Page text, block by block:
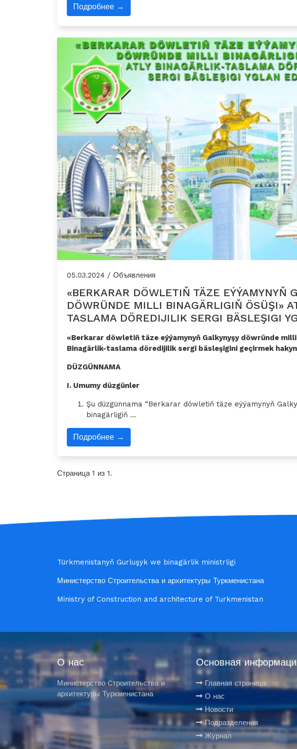
Подробнее →
05.03.2024 / Объявления
«BERKARAR DÖWLETIŇ TÄZE EÝÝAMYNYŇ
DÖWRÜNDE MILLI BINAGÄRLIGIŇ ÖSÜŞI»
TASLAMA DÖREDIJILIK SERGI BÄSLEŞIGI
«Berkarar döwletiň täze eýýamynyň Galkynyşy döwründe
Binagärlik-taslama döredijilik sergi bäsleşigini geçirmek
DÜZGÜNNAMA
I. Umumy düzgünler
Şu düzgünnama “Berkarar döwletiň täze eýýamynyň
binagärligiň …
Подробнее →
Страница 1 из 1.
Türkmenistanyň Gurluşyk we binagärlik ministrligi
Министерство Строительства и архитектуры Туркменистана
Ministry of Construction and architecture of Turkmenistan
О нас
Министерство Cтроительства и
архитектуры Туркменистана
Основная
Главная страница
О нас
Новости
Подразделения
Журнал